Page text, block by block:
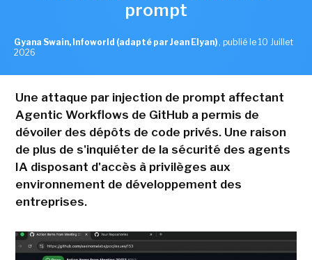
prompt
Gyana Swain, Infoworld (adapté par Jean Elyan) , publié le 10 Juillet
2026
Une attaque par injection de prompt affectant
Agentic Workflows de GitHub a permis de
dévoiler des dépôts de code privés. Une raison
de plus de s'inquiéter de la sécurité des agents
IA disposant d'accès à privilèges aux
environnement de développement des
entreprises.